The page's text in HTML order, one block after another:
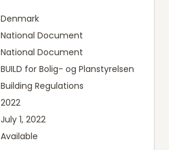
Denmark
National Document
National Document
BUILD for Bolig- og Planstyrelsen
Building Regulations
2022
July 1, 2022
Available